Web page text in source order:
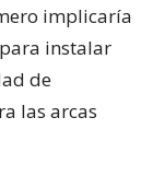
implicaría
instalar
de
las arcas